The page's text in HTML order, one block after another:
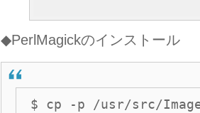
◆PerlMagickのインストール
$ cp -p /usr/src/